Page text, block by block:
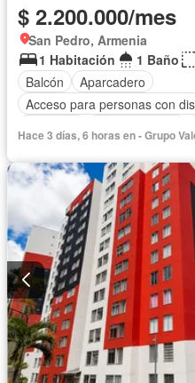
$ 2.200.000/mes
San Pedro, Armenia
1 Habitación
1 Baño
Balcón
Aparcadero
Acceso para personas con
Vista panorámica
Piscina
Agua
Hace 3 días, 6 horas en - Grupo